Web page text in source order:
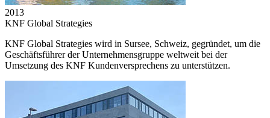
2013
KNF Global Strategies
KNF Global Strategies wird in Sursee, Schweiz, gegründet, um die
Geschäftsführer der Unternehmensgruppe weltweit bei der
Umsetzung des KNF Kundenversprechens zu unterstützen.